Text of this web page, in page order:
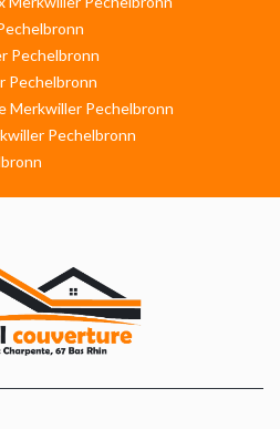
Pechelbronn
Pechelbronn
Merkwiller Pechelbronn
Pechelbronn